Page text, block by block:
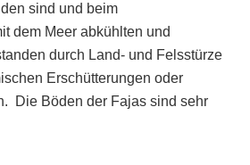
sind und beim
dem Meer abkühlten und
durch Land- und Felsstürze
Erschütterungen oder
Die Böden der Fajas sind sehr